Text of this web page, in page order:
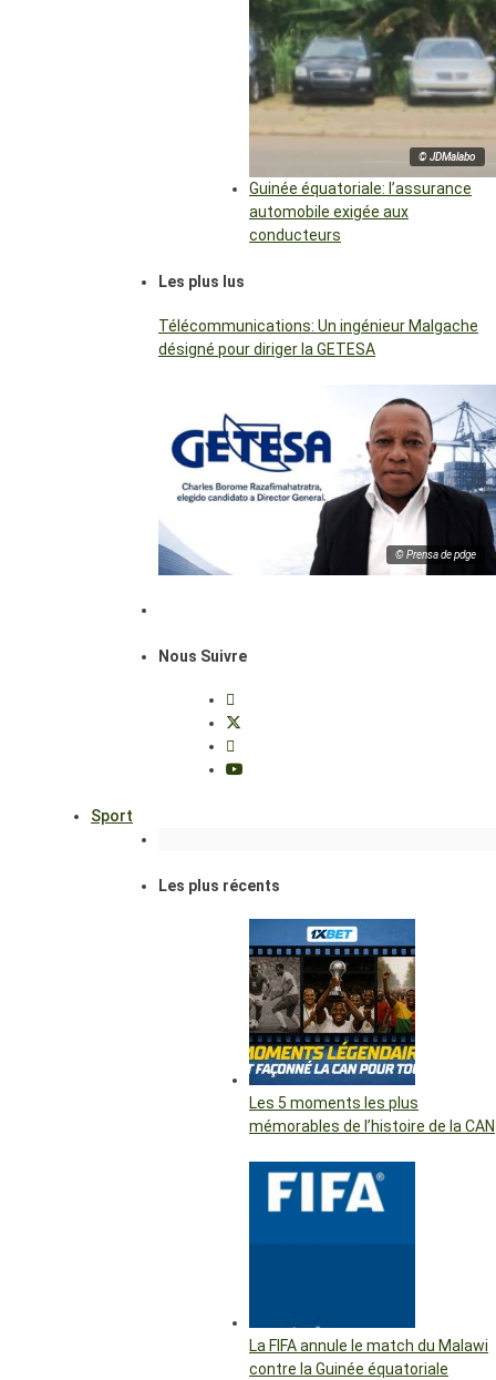
© JDMalabo
Guinée équatoriale: l’assurance
automobile exigée aux
conducteurs
Les plus lus
Télécommunications: Un ingénieur Malgache
désigné pour diriger la GETESA
© Prensa de pdge
Nous Suivre
Sport
Les plus récents
Les 5 moments les plus
mémorables de l’histoire de la CAN
La FIFA annule le match du Malawi
contre la Guinée équatoriale